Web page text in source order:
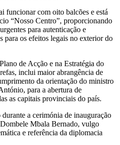
funcionar com oito balcões e está
“Nosso Centro”, proporcionando
para autenticação e
para os efeitos legais no exterior do
de Acção e na Estratégia do
inclui maior abrangência de
da orientação do ministro
para a abertura de
as capitais provinciais do país.
a cerimónia de inauguração
Mbala Bernado, vulgo
e referência da diplomacia